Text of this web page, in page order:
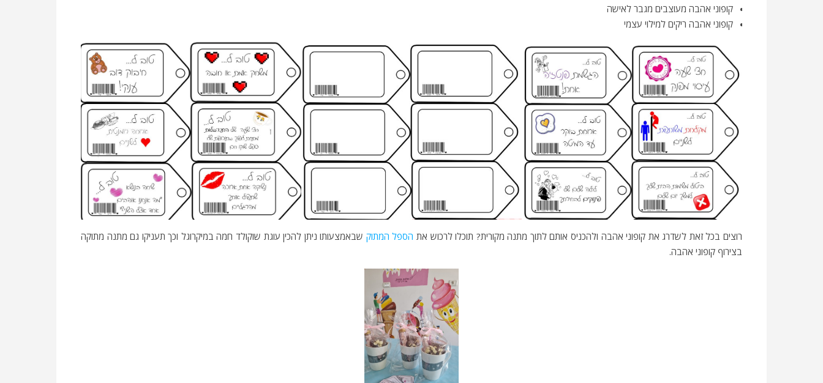
קופוני אהבה מעוצבים מגבר לאישה
קופוני אהבה ריקים למילוי עצמי
רוצים בכל זאת לשדרג את קופוני אהבה ולהכניס אותם לתוך מתנה מקורית? תוכלו לרכוש את הספל המתוק שבאמצעותו ניתן להכין עוגת שוקולד חמה במיקרוגל וכך תעניקו גם מתנה מתוקה
בצירוף קופוני אהבה.